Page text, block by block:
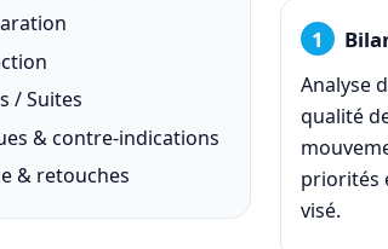
/ Suites
& contre-indications
& retouches
Analyse
qualité
priorités
visé.